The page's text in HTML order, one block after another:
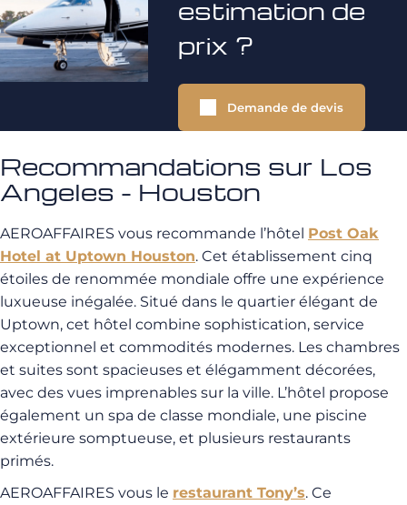
estimation de
prix ?
Demande de devis
Recommandations sur Los
Angeles - Houston
AEROAFFAIRES vous recommande l’hôtel Post Oak
Hotel at Uptown Houston. Cet établissement cinq
étoiles de renommée mondiale offre une expérience
luxueuse inégalée. Situé dans le quartier élégant de
Uptown, cet hôtel combine sophistication, service
exceptionnel et commodités modernes. Les chambres
et suites sont spacieuses et élégamment décorées,
avec des vues imprenables sur la ville. L’hôtel propose
également un spa de classe mondiale, une piscine
extérieure somptueuse, et plusieurs restaurants
primés.
AEROAFFAIRES vous le restaurant Tony’s. Ce